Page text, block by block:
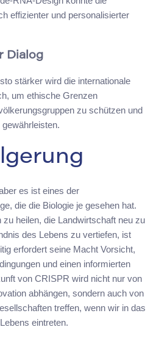
effizienter und personalisierter
Dialog
stärker wird die internationale
um ethische Grenzen
zu schützen und
es ist eines der
die die Biologie je gesehen hat.
heilen, die Landwirtschaft neu zu
des Lebens zu vertiefen, ist
erfordert seine Macht Vorsicht,
und einen informierten
von CRISPR wird nicht nur von
abhängen, sondern auch von
treffen, wenn wir in das
eintreten.